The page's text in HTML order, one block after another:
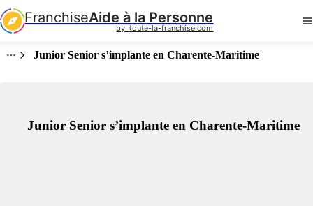
FranchiseAide à la Personne
by  toute-la-franchise.com
Junior Senior s’implante en Charente-Maritime
Junior Senior s’implante en Charente-Maritime